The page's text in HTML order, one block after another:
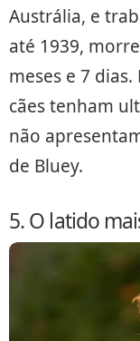
Austrália, e
até 1939,
meses e 7
cães tenham
não
de Bluey.
5. O latido